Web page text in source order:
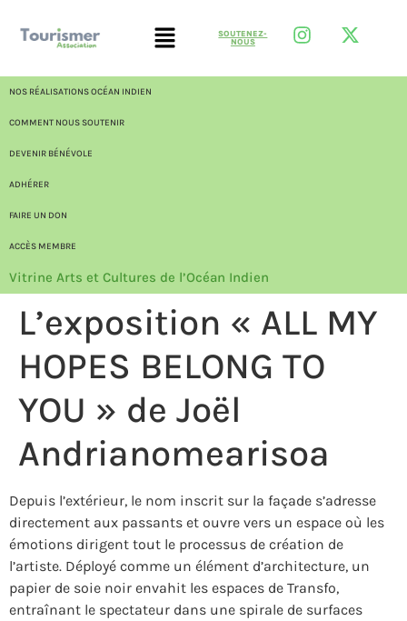
SOUTENEZ-
NOUS
NOS RÉALISATIONS OCÉAN INDIEN
COMMENT NOUS SOUTENIR
DEVENIR BÉNÉVOLE
ADHÉRER
FAIRE UN DON
ACCÈS MEMBRE
Vitrine Arts et Cultures de l’Océan Indien
L’exposition « ALL MY
HOPES BELONG TO
YOU » de Joël
Andrianomearisoa
Depuis l’extérieur, le nom inscrit sur la façade s’adresse
directement aux passants et ouvre vers un espace où les
émotions dirigent tout le processus de création de
l’artiste. Déployé comme un élément d’architecture, un
papier de soie noir envahit les espaces de Transfo,
entraînant le spectateur dans une spirale de surfaces